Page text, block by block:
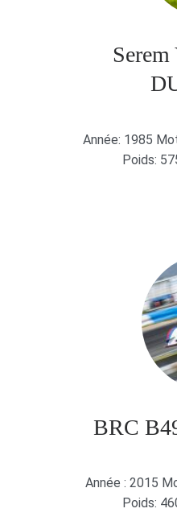
Année: 1985
Poids:
BRC
Année : 2015
Poids: